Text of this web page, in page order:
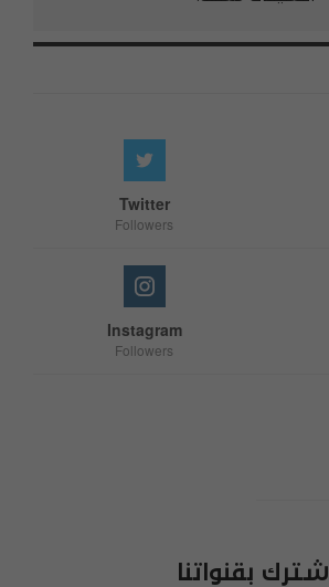
Twitter
Followers
Instagram
Followers
اشترك بقنواتنا